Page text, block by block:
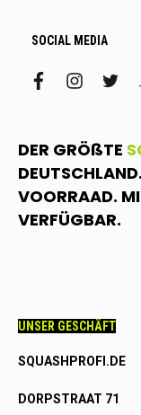
SOCIAL MEDIA
facebook
DER GRÖßTE
VOORRAAD.
VERFÜGBAR.
UNSER GESCHÄFT
SQUASHPROFI.DE
DORPSTRAAT 71